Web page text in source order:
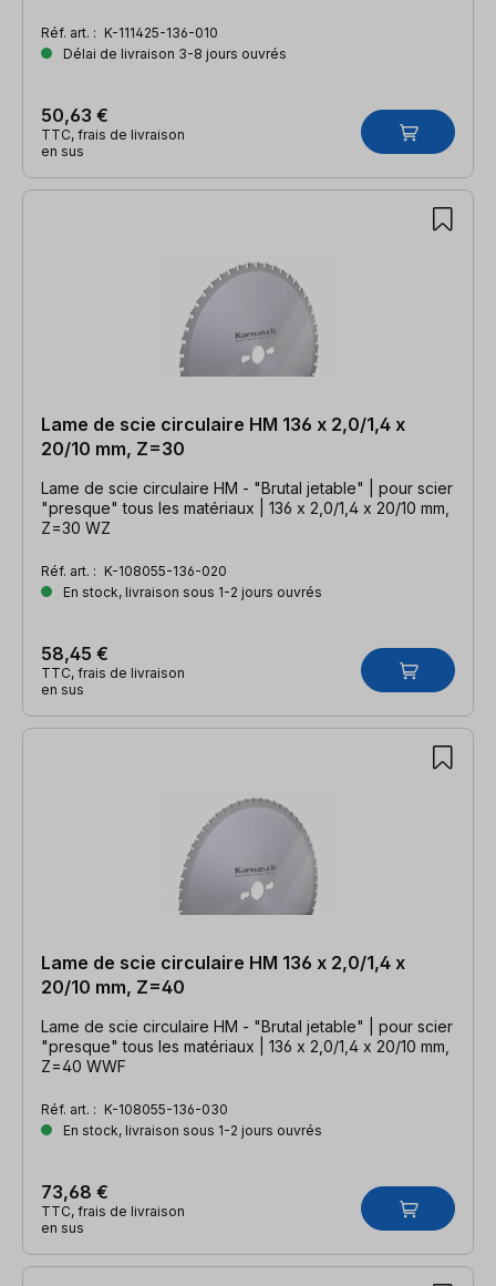
Réf. art. : K-111425-136-010
Délai de livraison 3-8 jours ouvrés
50,63 €
TTC, frais de livraison
en sus
Lame de scie circulaire HM 136 x 2,0/1,4 x
20/10 mm, Z=30
Lame de scie circulaire HM - "Brutal jetable" | pour scier
"presque" tous les matériaux | 136 x 2,0/1,4 x 20/10 mm,
Z=30 WZ
Réf. art. : K-108055-136-020
En stock, livraison sous 1-2 jours ouvrés
58,45 €
TTC, frais de livraison
en sus
Lame de scie circulaire HM 136 x 2,0/1,4 x
20/10 mm, Z=40
Lame de scie circulaire HM - "Brutal jetable" | pour scier
"presque" tous les matériaux | 136 x 2,0/1,4 x 20/10 mm,
Z=40 WWF
Réf. art. : K-108055-136-030
En stock, livraison sous 1-2 jours ouvrés
73,68 €
TTC, frais de livraison
en sus